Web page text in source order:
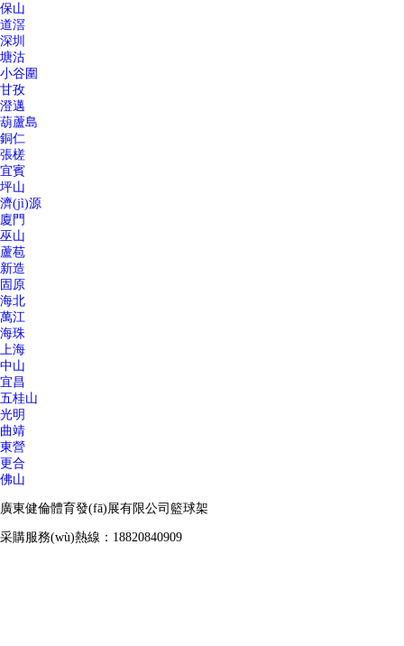
保山
道滘
深圳
塘沽
小谷圍
甘孜
澄邁
葫蘆島
銅仁
張槎
宜賓
坪山
濟(jì)源
廈門
巫山
蘆苞
新造
固原
海北
萬江
海珠
上海
中山
宜昌
五桂山
光明
曲靖
東營
更合
佛山
廣東健倫體育發(fā)展有限公司籃球架
采購服務(wù)熱線：18820840909